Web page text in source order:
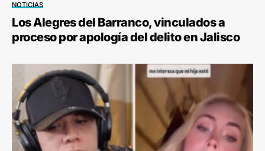
NOTICIAS
Los Alegres del Barranco, vinculados a
proceso por apología del delito en Jalisco